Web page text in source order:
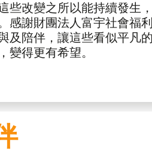
改變之所以能持續發生，
感謝財團法人富宇社會福
及陪伴，讓這些看似平凡
變得更有希望。